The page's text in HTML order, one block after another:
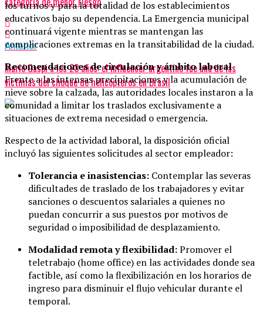
Anterior
Murió Gaspi a los 23 años: el influencer argentino fue una de las
víctimas del choque de helicópteros en Brasil
los turnos y para la totalidad de los establecimientos
educativos bajo su dependencia. La Emergencia municipal
continuará vigente mientras se mantengan las
complicaciones extremas en la transitabilidad de la ciudad.
Recomendaciones de circulación y ámbito laboral
Frente a las intensas precipitaciones y la acumulación de
nieve sobre la calzada, las autoridades locales instaron a la
comunidad a limitar los traslados exclusivamente a
situaciones de extrema necesidad o emergencia.
Respecto de la actividad laboral, la disposición oficial
incluyó las siguientes solicitudes al sector empleador:
Tolerancia e inasistencias: Contemplar las severas
dificultades de traslado de los trabajadores y evitar
sanciones o descuentos salariales a quienes no
puedan concurrir a sus puestos por motivos de
seguridad o imposibilidad de desplazamiento.
Modalidad remota y flexibilidad:Promover el
teletrabajo (home office) en las actividades donde sea
factible, así como la flexibilización en los horarios de
ingreso para disminuir el flujo vehicular durante el
temporal.